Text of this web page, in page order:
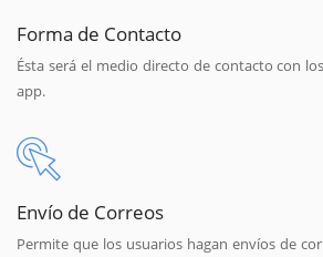
Forma de Contacto
Ésta será el medio directo de contacto con
app.
Envío de Correos
Permite que los usuarios hagan envíos de